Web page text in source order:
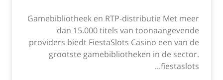
Gamebibliotheek en RTP-distributie Met meer
dan 15.000 titels van toonaangevende
providers biedt FiestaSlots Casino een van de
grootste gamebibliotheken in de sector.
fiestaslots...